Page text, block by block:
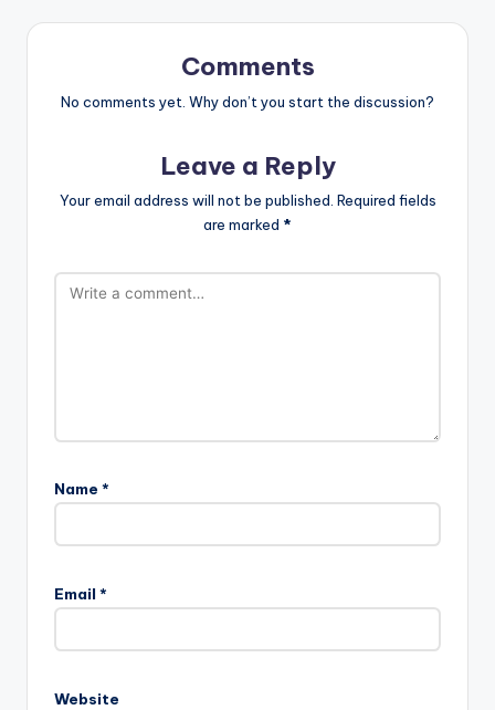
Comments
No comments yet. Why don’t you start the discussion?
Leave a Reply
Your email address will not be published. Required fields
are marked *
Name *
Email *
Website